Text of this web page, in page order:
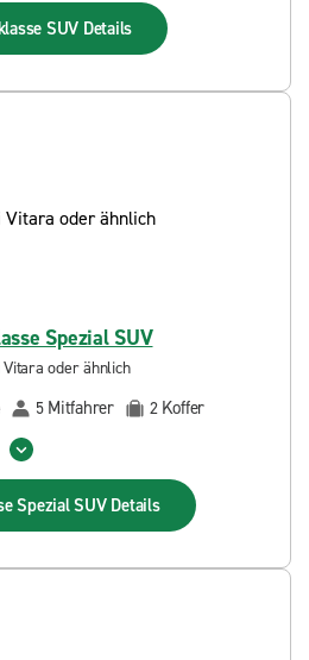
SUV Details
Spezial SUV
Vitara oder ähnlich
5 Mitfahrer 2 Koffer
Spezial SUV Details